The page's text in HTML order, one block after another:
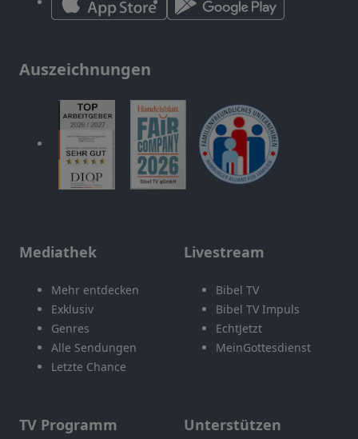
Auszeichnungen
Mediathek
Mehr entdecken
Exklusiv
Genres
Alle Sendungen
Letzte Chance
Livestream
Bibel TV
Bibel TV Impuls
EchtJetzt
MeinGottesdienst
TV Programm Unterstützen